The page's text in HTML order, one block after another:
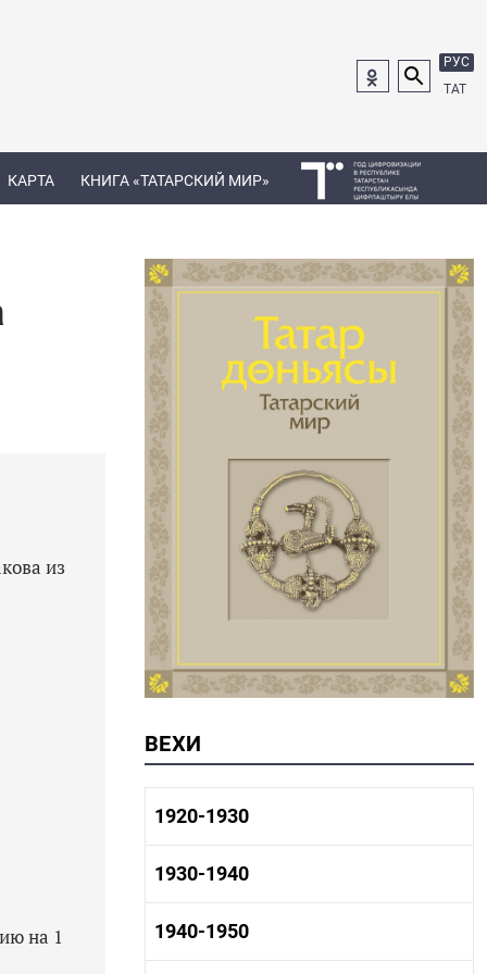
РУС
ТАТ
КАРТА КНИГА «ТАТАРСКИЙ МИР»
из
на 1
ВЕХИ
1920-1930
1920-1930 история
1920-1930 культура
1930-1940
1930-1940 история
1930-1940 культура
1940-1950